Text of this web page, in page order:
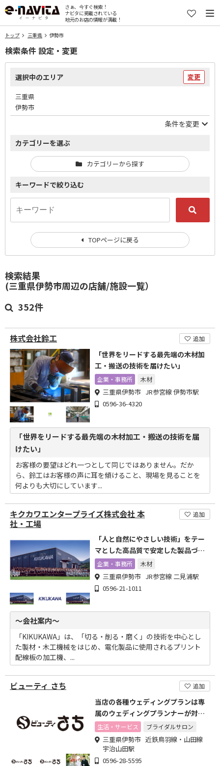
さぁ、今すぐ検索！
ナビタに掲載されている
地元のお店の情報が満載！
トップ 三重県 伊勢市
検索結果
(三重県伊勢市周辺の店舗/施設一覧）
352件
株式会社鈴工 追加
「世界をリードする最先端の木材加
工・搬送の技術を届けたい」
企業・事務所 木材
三重県伊勢市 JR参宮線 伊勢市駅
0596-36-4320
「世界をリードする最先端の木材加工・搬送の技術を届
けたい」
お客様の要望はどれ一つとして同じではありません。だか
ら、鈴工はお客様の声に耳を傾けること、現場を見ることを
何よりも大切にしています...
キクカワエンタープライズ株式会社 本
社・工場
追加
「人と自然にやさしい技術」をテー
マとした高品質で安定した製品づく
りに取り組んでいます。
企業・事務所 木材
三重県伊勢市 JR参宮線 二見浦駅
0596-21-1011
～会社案内～
「KIKUKAWA」は、「切る・削る・磨く」の技術を中心とし
た製材・木工機械をはじめ、電化製品に使用されるプリント
配線板の加工機、...
ビューティ さち 追加
当店の各種ウェディングプランは専
属のウェディングプランナーが対応
いたします
生活・サービス ブライダルサロン
三重県伊勢市 近鉄鳥羽線・山田線
宇治山田駅
0596-28-5595
検索条件 設定・変更
選択中のエリア 変更
三重県
伊勢市
条件を変更
カテゴリーを選ぶ
カテゴリーから探す
キーワードで絞り込む
TOPページに戻る